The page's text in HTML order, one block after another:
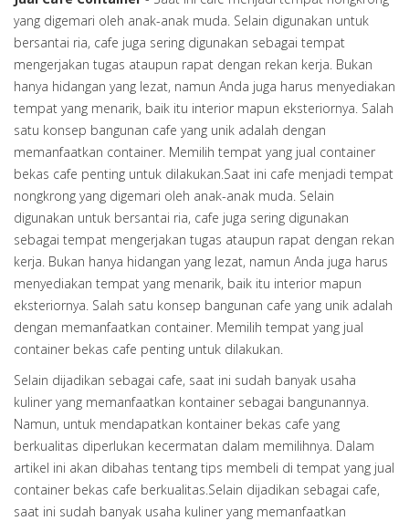
yang digemari oleh anak-anak muda. Selain digunakan untuk
bersantai ria, cafe juga sering digunakan sebagai tempat
mengerjakan tugas ataupun rapat dengan rekan kerja. Bukan
hanya hidangan yang lezat, namun Anda juga harus menyediakan
tempat yang menarik, baik itu interior mapun eksteriornya. Salah
satu konsep bangunan cafe yang unik adalah dengan
memanfaatkan container. Memilih tempat yang jual container
bekas cafe penting untuk dilakukan.Saat ini cafe menjadi tempat
nongkrong yang digemari oleh anak-anak muda. Selain
digunakan untuk bersantai ria, cafe juga sering digunakan
sebagai tempat mengerjakan tugas ataupun rapat dengan rekan
kerja. Bukan hanya hidangan yang lezat, namun Anda juga harus
menyediakan tempat yang menarik, baik itu interior mapun
eksteriornya. Salah satu konsep bangunan cafe yang unik adalah
dengan memanfaatkan container. Memilih tempat yang jual
container bekas cafe penting untuk dilakukan.
Selain dijadikan sebagai cafe, saat ini sudah banyak usaha
kuliner yang memanfaatkan kontainer sebagai bangunannya.
Namun, untuk mendapatkan kontainer bekas cafe yang
berkualitas diperlukan kecermatan dalam memilihnya. Dalam
artikel ini akan dibahas tentang tips membeli di tempat yang jual
container bekas cafe berkualitas.Selain dijadikan sebagai cafe,
saat ini sudah banyak usaha kuliner yang memanfaatkan